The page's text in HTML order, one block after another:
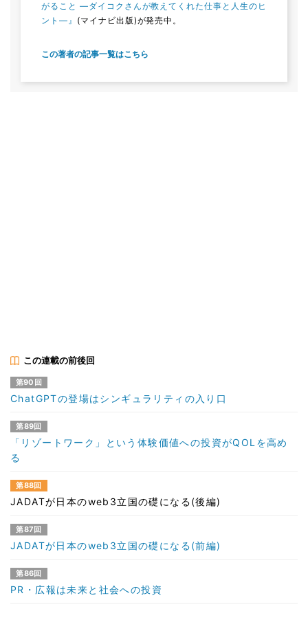
がること ―ダイコクさんが教えてくれた仕事と人生のヒ
ント―』 (マイナビ出版)が発売中。
この著者の記事一覧はこちら
この連載の前後回
第90回
ChatGPTの登場はシンギュラリティの入り口
第89回
「リゾートワーク」という体験価値への投資がQOLを高め
る
第88回
JADATが日本のweb3立国の礎になる(後編)
第87回
JADATが日本のweb3立国の礎になる(前編)
第86回
PR・広報は未来と社会への投資